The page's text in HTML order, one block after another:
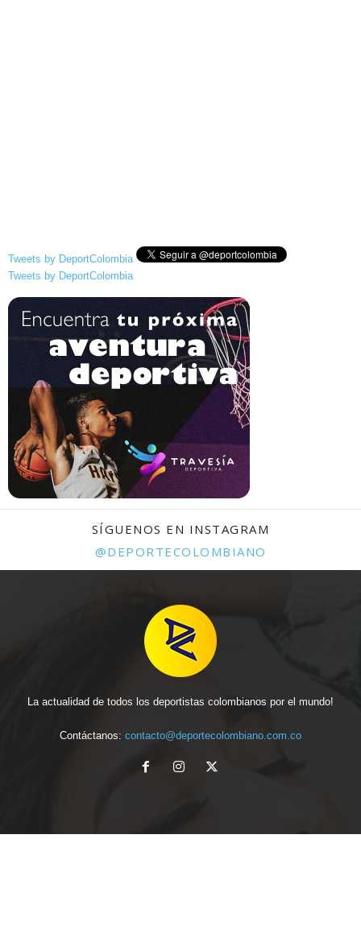
Tweets by DeportColombia
Tweets by DeportColombia
SÍGUENOS EN INSTAGRAM
@DEPORTECOLOMBIANO
La actualidad de todos los deportistas colombianos por el mundo!
Contáctanos: contacto@deportecolombiano.com.co